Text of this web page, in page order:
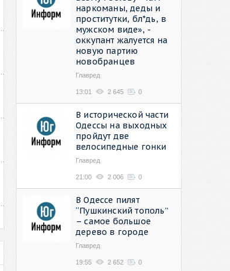
наркоманы, деды и
проститутки, бл*дь, в
мужском виде», -
оккупант жалуется на
новую партию
новобранцев
Главред
13:01 2 645 0
В исторической части
Одессы на выходных
пройдут две
велосипедные гонки
Главред
21:00 2 006 0
В Одессе пилят
“Пушкинский тополь”
– самое большое
дерево в городе
Главред
19:55 2 652 0